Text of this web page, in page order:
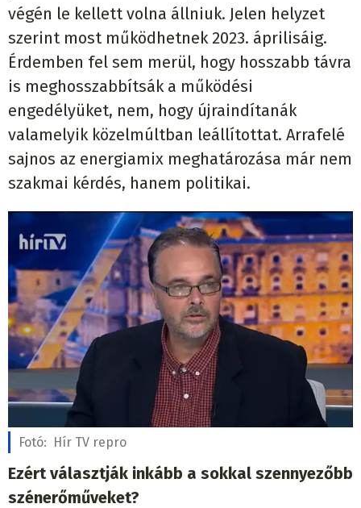
végén le kellett volna állniuk. Jelen helyzet
szerint most működhetnek 2023. áprilisáig.
Érdemben fel sem merül, hogy hosszabb távra
is meghosszabbítsák a működési
engedélyüket, nem, hogy újraindítanák
valamelyik közelmúltban leállítottat. Arrafelé
sajnos az energiamix meghatározása már nem
szakmai kérdés, hanem politikai.
Fotó: Hír TV repro
Ezért választják inkább a sokkal szennyezőbb
szénerőműveket?